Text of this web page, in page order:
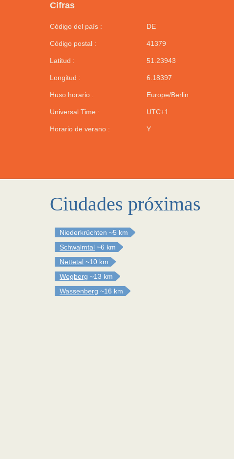
Cifras
Código del país : DE
Código postal : 41379
Latitud : 51.23943
Longitud : 6.18397
Huso horario : Europe/Berlin
Universal Time : UTC+1
Horario de verano : Y
Ciudades próximas
Niederkrüchten ~5 km
Schwalmtal ~6 km
Nettetal ~10 km
Wegberg ~13 km
Wassenberg ~16 km